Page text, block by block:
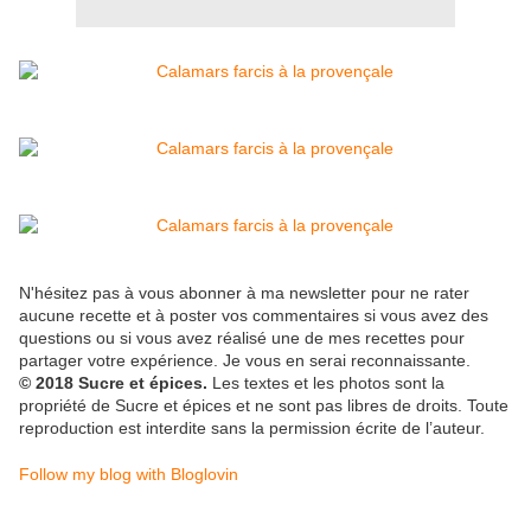
N'hésitez pas à vous abonner à ma newsletter pour ne rater
aucune recette et à poster vos commentaires si vous avez des
questions ou si vous avez réalisé une de mes recettes pour
partager votre expérience. Je vous en serai reconnaissante.
© 2018 Sucre et épices. Les textes et les photos sont la
propriété de Sucre et épices et ne sont pas libres de droits. Toute
reproduction est interdite sans la permission écrite de l’auteur.
Follow my blog with Bloglovin